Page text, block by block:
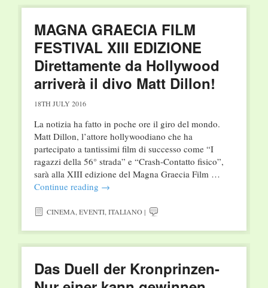
MAGNA GRAECIA FILM
FESTIVAL XIII EDIZIONE
Direttamente da Hollywood
arriverà il divo Matt Dillon!
18TH JULY 2016
La notizia ha fatto in poche ore il giro del mondo.
Matt Dillon, l’attore hollywoodiano che ha
partecipato a tantissimi film di successo come “I
ragazzi della 56° strada” e “Crash-Contatto fisico”,
sarà alla XIII edizione del Magna Graecia Film …
Continue reading →
CINEMA,EVENTI,ITALIANO|
Das Duell der Kronprinzen-